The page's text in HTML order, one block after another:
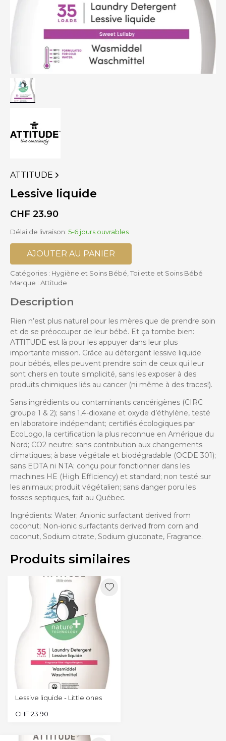
VOIR
PLUS
DE
DE
ATTITUDE
Lessive liquide
CHF 23.90
Délai de livraison: 5-6 jours ouvrables
AJOUTER AU PANIER
Catégories : Hygiène et Soins Bébé Toilette et Soins Bébé
Marque : Attitude
Description
Rien n’est plus naturel pour les mères que de prendre soin
et de se préoccuper de leur bébé. Et ça tombe bien:
ATTITUDE est là pour les appuyer dans leur plus
importante mission. Grâce au détergent lessive liquide
pour bébés, elles peuvent prendre soin de ceux qui leur
sont chers en toute simplicité, sans les exposer à des
produits chimiques liés au cancer (ni même à des traces!).
Sans ingrédients ou contaminants cancérigènes (CIRC
groupe 1 & 2); sans 1,4-dioxane et oxyde d’éthylène, testé
en laboratoire indépendant; certifiés écologiques par
EcoLogo, la certification la plus reconnue en Amérique du
Nord; CO2 neutre: sans contribution aux changements
climatiques; à base végétale et biodégradable (OCDE 301);
sans EDTA ni NTA; conçu pour fonctionner dans les
machines HE (High Efficiency) et standard; non testé sur
les animaux; produit végétalien; sans danger poru les
fosses septiques, fait au Québec.
Ingrédients: Water; Anionic surfactant derived from
coconut; Non-ionic surfactants derived from corn and
coconut, Sodium citrate, Sodium gluconate, Fragrance.
Produits similaires
Lessive liquide - Little ones
CHF23.90